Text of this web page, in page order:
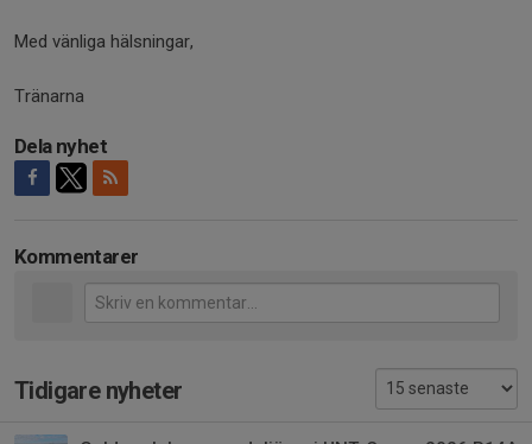
Med vänliga hälsningar,
Tränarna
Dela nyhet
Kommentarer
Tidigare nyheter